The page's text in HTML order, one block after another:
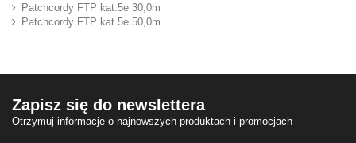
Patchcordy FTP kat.5e 30,0m
Patchcordy FTP kat.5e 50,0m
Zapisz się do newslettera
Otrzymuj informacje o najnowszych produktach i promocjach